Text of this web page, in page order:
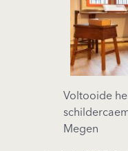
Voltooide
Megen